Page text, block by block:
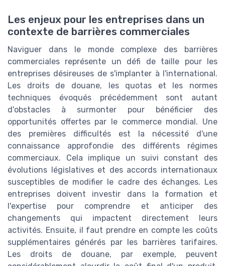
Les enjeux pour les entreprises dans un
contexte de barrières commerciales
Naviguer dans le monde complexe des barrières
commerciales représente un défi de taille pour les
entreprises désireuses de s'implanter à l'international.
Les droits de douane, les quotas et les normes
techniques évoqués précédemment sont autant
d'obstacles à surmonter pour bénéficier des
opportunités offertes par le commerce mondial. Une
des premières difficultés est la nécessité d'une
connaissance approfondie des différents régimes
commerciaux. Cela implique un suivi constant des
évolutions législatives et des accords internationaux
susceptibles de modifier le cadre des échanges. Les
entreprises doivent investir dans la formation et
l'expertise pour comprendre et anticiper des
changements qui impactent directement leurs
activités. Ensuite, il faut prendre en compte les coûts
supplémentaires générés par les barrières tarifaires.
Les droits de douane, par exemple, peuvent